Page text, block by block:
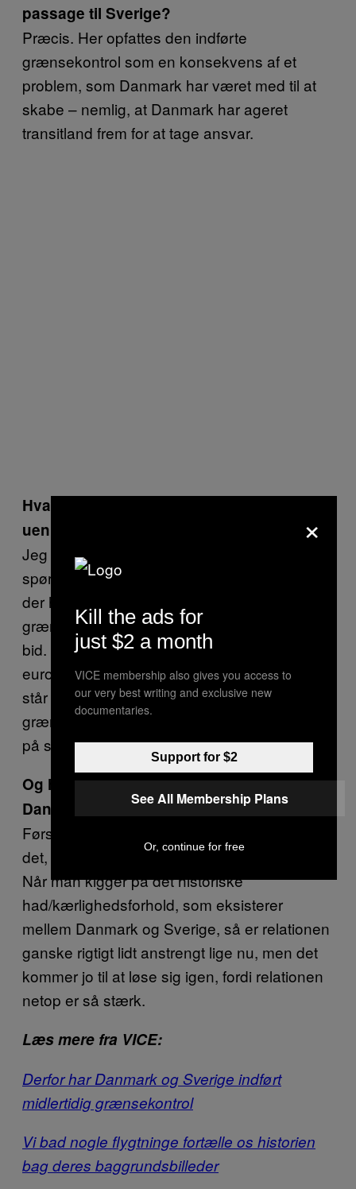
passage til Sverige?
Præcis. Her opfattes den indførte
grænsekontrol som en konsekvens af et
problem, som Danmark har været med til at
skabe – nemlig, at Danmark har ageret
transitland frem for at tage ansvar.
Hvad bliver konsekvensen af
uenighederne?
Jeg ved ikke, om jeg har et godt svar på det
spørgsmål. Der er rigtig mange mennesker,
der har levet med illusionen om, at Europa er
grænseløst. Og nu brister den illusion bid for
bid. Om det bliver dødsstødet til hele det
europæiske projekt? Tja, vi får se. Lige nu
står det klart, at det både er de europæiske
grænser og europas ydre grænser, der står
på spil.
Og hvad med det kølige forhold mellem
Danmark og Sverige?
Først og fremmest er det vigtigt at forstå, at
det, der foregår, er koblet til europæisk politik.
Når man kigger på det historiske
had/kærlighedsforhold, som eksisterer
mellem Danmark og Sverige, så er relationen
ganske rigtigt lidt anstrengt lige nu, men det
kommer jo til at løse sig igen, fordi relationen
netop er så stærk.
Læs mere fra VICE:
Derfor har Danmark og Sverige indført
midlertidig grænsekontrol
Vi bad nogle flygtninge fortælle os historien
bag deres baggrundsbilleder
×
Kill the ads for
just $2 a month
VICE membership also gives you access to
our very best writing and exclusive new
documentaries.
Support for $2
See All Membership Plans
Or, continue for free